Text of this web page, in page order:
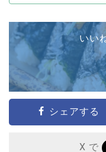
いい
シェアする
X で